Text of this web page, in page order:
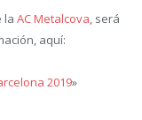
la AC Metalcova , será
aquí:
2019»